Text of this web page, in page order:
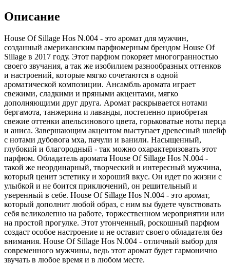
Описание
House Of Sillage Hos N.004 - это аромат для мужчин,
созданный американским парфюмерным брендом House Of
Sillage в 2017 году. Этот парфюм покоряет многогранностью
своего звучания, а так же изобилием разнообразных оттенков
и настроений, которые мягко сочетаются в одной
ароматической композиции. Ансамбль аромата играет
свежими, сладкими и пряными акцентами, мягко
дополняющими друг друга. Аромат раскрывается нотами
бергамота, танжерина и лаванды, постепенно приобретая
свежие оттенки апельсинового цвета, горьковатые ноты перца
и аниса. Завершающим акцентом выступает древесный шлейф
с нотами дубовога мха, пачули и ванили. Насыщенный,
глубокий и благородный - так можно охарактеризовать этот
парфюм. Обладатель аромата House Of Sillage Hos N.004 -
такой же неординарный, творческий и интересный мужчина,
который ценит эстетику и хороший вкус. Он идет по жизни с
улыбкой и не боится приключений, он решительный и
уверенный в себе. House Of Sillage Hos N.004 - это аромат,
который дополнит любой образ, с ним вы будете чувствовать
себя великолепно на работе, торжественном мероприятии или
на простой прогулке. Этот утонченный, роскошный парфюм
создаст особое настроение и не оставит своего обладателя без
внимания. House Of Sillage Hos N.004 - отличный выбор для
современного мужчины, ведь этот аромат будет гармонично
звучать в любое время и в любом месте.